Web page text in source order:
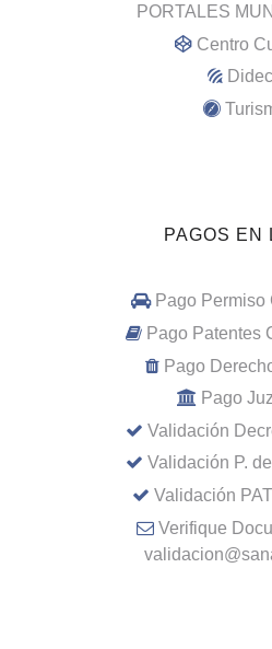
PORTALES
Centro
PAGOS EN
Pago Permiso
Pago Patentes
Pago
Pago
Validación
Validación P.
Validación
Verifique